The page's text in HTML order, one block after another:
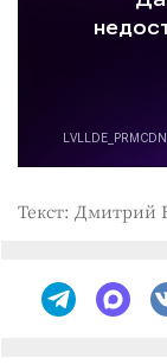
Текст: Дмитрий